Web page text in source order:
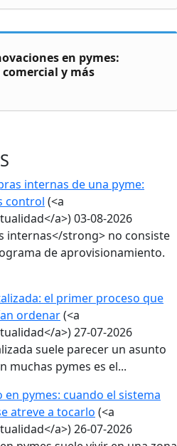
en pymes:
y más
internas de una pyme:
control (<a
a>)03-08-2026
internas</strong> no consiste
de aprovisionamiento.
el primer proceso que
ordenar(<a
a>)27-07-2026
suele parecer un asunto
muchas pymes es el...
pymes: cuando el sistema
atreve a tocarlo (<a
a>)26-07-2026